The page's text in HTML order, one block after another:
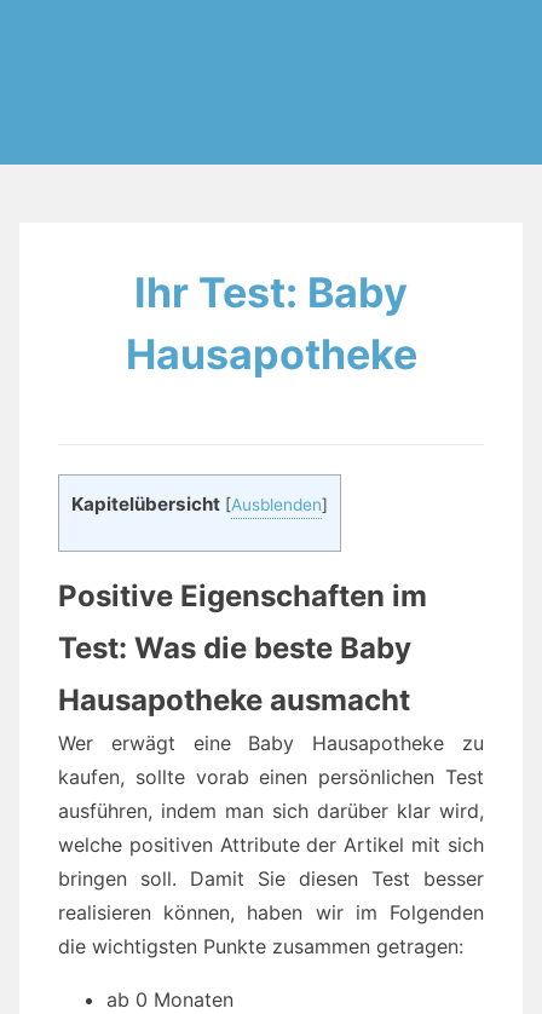
Ihr Test: Baby
Hausapotheke
Kapitelübersicht [Ausblenden]
Positive Eigenschaften im
Test: Was die beste Baby
Hausapotheke ausmacht
Wer erwägt eine Baby Hausapotheke zu
kaufen, sollte vorab einen persönlichen Test
ausführen, indem man sich darüber klar wird,
welche positiven Attribute der Artikel mit sich
bringen soll. Damit Sie diesen Test besser
realisieren können, haben wir im Folgenden
die wichtigsten Punkte zusammen getragen:
ab 0 Monaten